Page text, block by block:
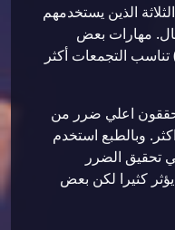
الذين يستخدمهم
مهارات بعض
التجمعات أكثر
اعلي ضرر من
وبالطبع استخدم
تحقيق الضرر
كثيرا لكن بعض